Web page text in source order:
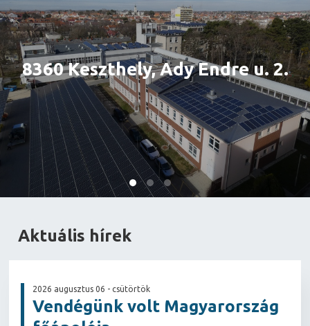
8360 Keszthely, Ady Endre u. 2.
8360 Keszthely, Ady Endre u. 2.
Központi előjegyző 06-83/511-
342
Aktuális hírek
2026 augusztus 06 - csütörtök
Vendégünk volt Magyarország